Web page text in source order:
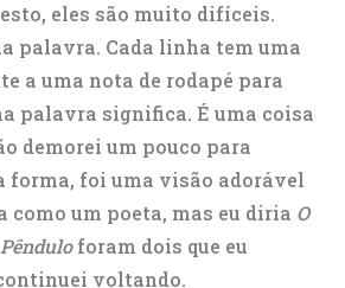
eles são muito difíceis.
palavra. Cada linha tem uma
a uma nota de rodapé para
palavra significa. É uma coisa
demorei um pouco para
forma, foi uma visão adorável
como um poeta, mas eu diria O
foram dois que eu
voltando.